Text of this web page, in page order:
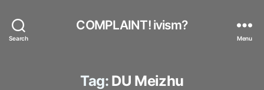
Search
COMPLAINT! ivism?
Menu
Tag: DU Meizhu